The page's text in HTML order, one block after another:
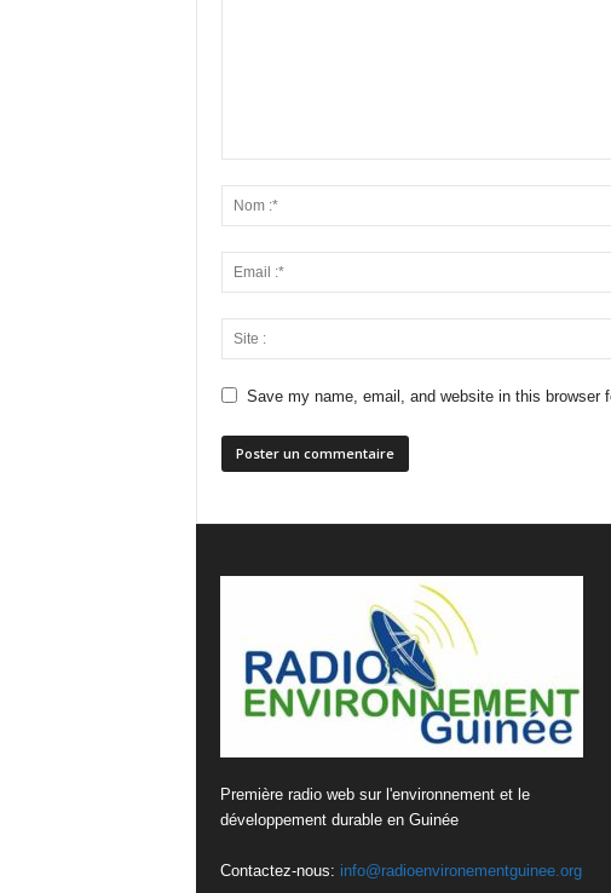
Save my name, email, and website in this browser
Première radio web sur l'environnement et le
développement durable en Guinée
Contactez-nous: info@radioenvironementguinee.org